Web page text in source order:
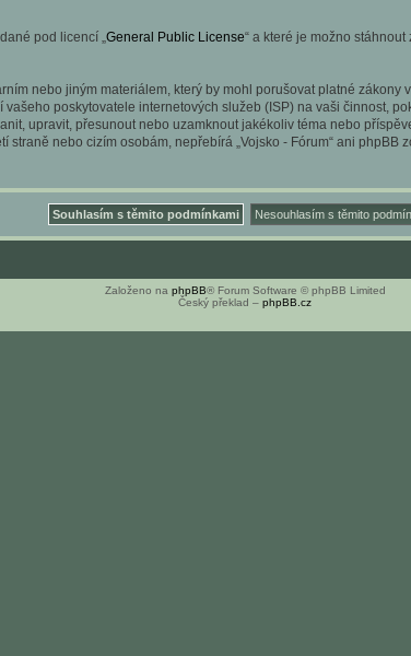
pod licencí „General Public License“ a které je možno stáhnout
nebo jiným materiálem, který by mohl porušovat platné zákony
poskytovatele internetových služeb (ISP) na vaši činnost,
upravit, přesunout nebo uzamknout jakékoliv téma nebo
straně nebo cizím osobám, nepřebírá „Vojsko - Fórum“ ani
Založeno na phpBB® Forum Software © phpBB Limited
Český překlad – phpBB.cz